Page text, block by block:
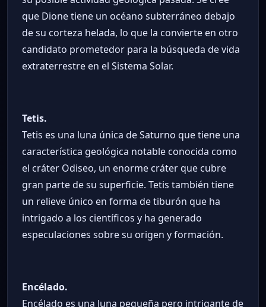
que Dione tiene un océano subterráneo debajo
de su corteza helada, lo que la convierte en otro
candidato prometedor para la búsqueda de vida
extraterrestre en el Sistema Solar.
Tetis.
Tetis es una luna única de Saturno que tiene una
característica geológica notable conocida como
el cráter Odiseo, un enorme cráter que cubre
gran parte de su superficie. Tetis también tiene
un relieve único en forma de tiburón que ha
intrigado a los científicos y ha generado
especulaciones sobre su origen y formación.
Encélado.
Encélado es una luna pequeña pero intrigante de